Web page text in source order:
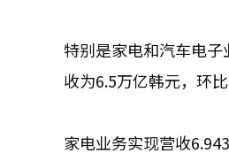
特别是家电和汽车电
收为6.5万亿韩元，环
家电业务实现营收